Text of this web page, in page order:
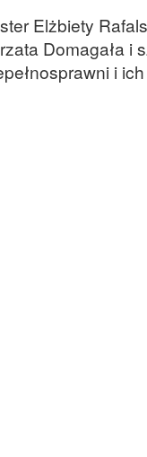
Elżbiety
Domagała
i